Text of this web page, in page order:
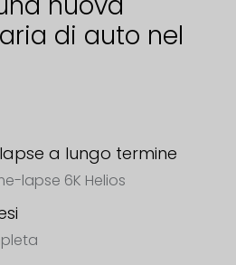
di auto nel
a lungo termine
lapse 6K Helios